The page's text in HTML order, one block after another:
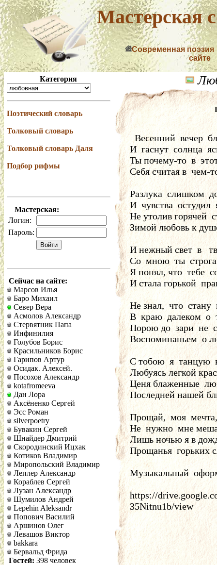
Мастерская
Современная поэзия
сайте
Категория
Поэтический словарь
Толковый словарь
Толковый словарь Даля
Подбор рифмы
Мастерская:
Логин:
Пароль:
Сейчас на сайте:
Марсов Илья
Баро Михаил
Север Вера
Асмолов Александр
Стервятник Папа
Инфинилия
Голубов Борис
Красильников Борис
Гарипов Артур
Осидак. Алексей.
Посохов Александр
kotafromeeva
Дан Лора
Аксёненко Сергей
Эсс Роман
silverpoetry
Бувакин Сергей
Шнайдер Дмитрий
Скородинский Ицхак
Котиков Владимир
Миропольский Владимир
Леплер Александр
Кораблев Сергей
Лузан Александр
Шумилов Андрей
Lepehin Aleksandr
Попович Василий
Аршинов Олег
Левашов Виктор
bakkara
Бервальд Фрида
Гостей: 398 человек
Весенний  вечер
И  гаснут  солнца
Ты почему-то  в
Себя считая в  чем-
Разлука  слишком
И  чувства  остудил
Не утолив горячей
Зимой любовь к
И нежный свет  в
Со  мною  ты
Я понял, что  тебе
И стала горькой
Не знал,  что  стану
В  краю  далеком  о
Порою до  зари  не
Воспоминаньем  о
С тобою  я  танцую
Любуясь легкой
Ценя блаженные
Последней нашей
Прощай,  моя
Не  нужно  мне
Лишь ночью я в
Прощанья  горьких
Музыкальный
https://
35Nitnu1b/view